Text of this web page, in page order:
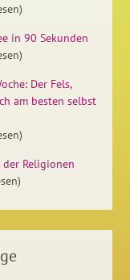
in 90 Sekunden
Der Fels,
am besten selbst
der Religionen